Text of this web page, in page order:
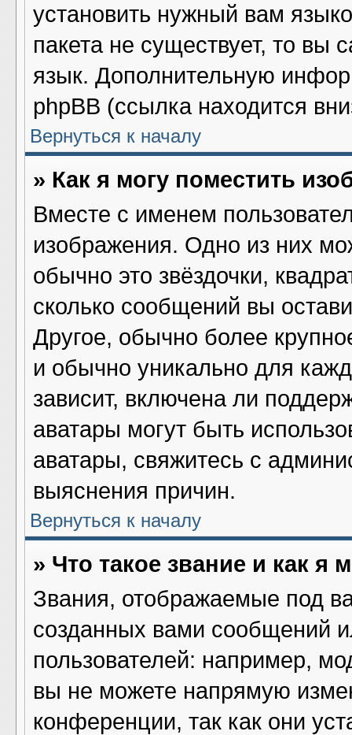
установить нужный вам
пакета не существует, то вы
язык. Дополнительную
phpBB (ссылка находится
Вернуться к началу
» Как я могу поместить
Вместе с именем
изображения. Одно из них
обычно это звёздочки,
сколько сообщений вы
Другое, обычно более
и обычно уникально для
зависит, включена ли
аватары могут быть
аватары, свяжитесь с
выяснения причин.
Вернуться к началу
» Что такое звание и как я
Звания, отображаемые под
созданных вами сообщений
пользователей: например,
вы не можете напрямую
конференции, так как они